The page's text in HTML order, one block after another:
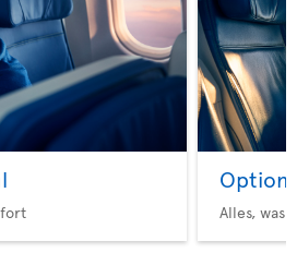
Option
Alles, was